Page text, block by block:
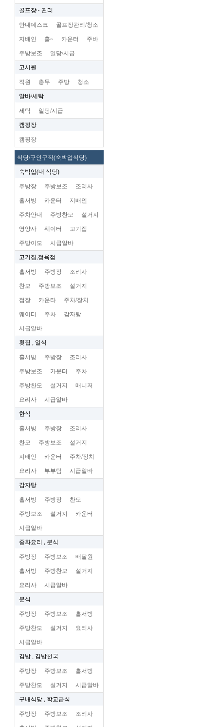
골프장~ 관리
안내데스크 골프장관리/청소
지배인 홀~ 카운터 주바
주방보조 일당/시급
고시원
직원 총무 주방 청소
알바/세탁
세탁 일당/시급
캠핑장
캠핑장
식당/구인구직(숙박업식당)
숙박업(내 식당)
주방장 주방보조 조리사
홀서빙 카운터 지배인
주차안내 주방찬모 설거지
영양사 웨이터 고기집
주방이모 시급알바
고기집,정육점
홀서빙 주방장 조리사
찬모 주방보조 설거지
점장 카운타 주차/장치
웨이터 주차 감자탕
시급알바
횟집 , 일식
홀서빙 주방장 조리사
주방보조 카운터 주차
주방찬모 설거지 매니저
요리사 시급알바
한식
홀서빙 주방장 조리사
찬모 주방보조 설거지
지배인 카운터 주차/장치
요리사 부부팀 시급알바
감자탕
홀서빙 주방장 찬모
주방보조 설거지 카운터
시급알바
중화요리 , 분식
주방장 주방보조 배달원
홀서빙 주방찬모 설거지
요리사 시급알바
분식
주방장 주방보조 홀서빙
주방찬모 설거지 요리사
시급알바
김밥 , 김밥천국
주방장 주방보조 홀서빙
주방찬모 설거지 시급알바
구내식당 , 학교급식
주방장 주방보조 조리사